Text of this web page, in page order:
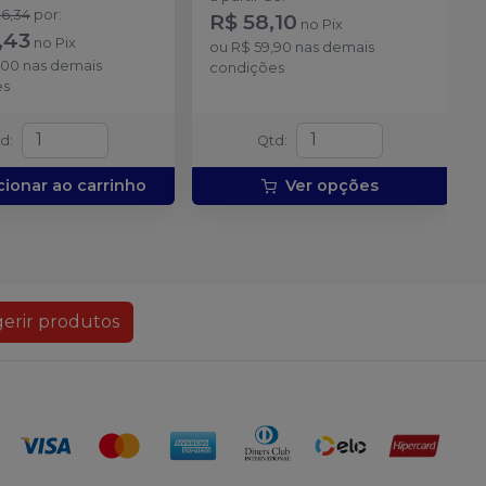
+ 1 frasco com 5g
+ 1 frasco com
Neutralize
de peróxidos) + 1
uma placa para
por:
no Pix
nas demais
:
ao carrinho
R$ 58,10 no Pix
ou R$ 59,90 nas demais
condições
Qtd :
Ver opções
produtos